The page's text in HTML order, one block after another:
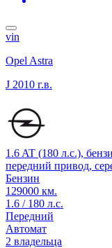
vin
Opel Astra
J 2010 г.в.
1.6 AT (180 л.с.),
передний привод,
Бензин
129000 км.
1.6 / 180 л.с.
Передний
Автомат
2 владельца